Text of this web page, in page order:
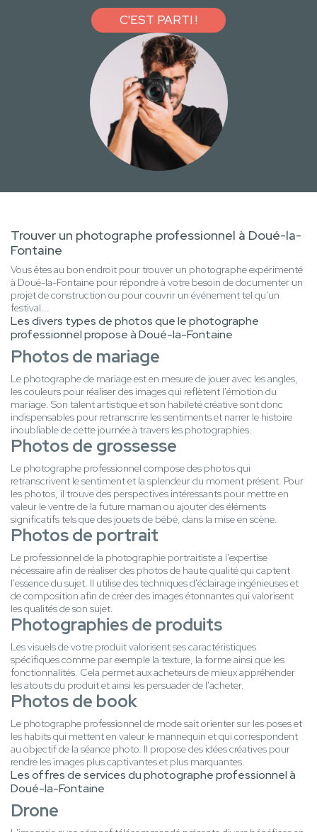
C'EST PARTI !
Trouver un photographe professionnel à Doué-la-
Fontaine
Vous êtes au bon endroit pour trouver un photographe expérimenté
à Doué-la-Fontaine pour répondre à votre besoin de documenter un
projet de construction ou pour couvrir un événement tel qu'un
festival...
Les divers types de photos que le photographe
professionnel propose à Doué-la-Fontaine
Photos de mariage
Le photographe de mariage est en mesure de jouer avec les angles,
les couleurs pour réaliser des images qui reflètent l'émotion du
mariage. Son talent artistique et son habileté créative sont donc
indispensables pour retranscrire les sentiments et narrer le histoire
inoubliable de cette journée à travers les photographies.
Photos de grossesse
Le photographe professionnel compose des photos qui
retranscrivent le sentiment et la splendeur du moment présent. Pour
les photos, il trouve des perspectives intéressants pour mettre en
valeur le ventre de la future maman ou ajouter des éléments
significatifs tels que des jouets de bébé, dans la mise en scène.
Photos de portrait
Le professionnel de la photographie portraitiste a l'expertise
nécessaire afin de réaliser des photos de haute qualité qui captent
l'essence du sujet. Il utilise des techniques d'éclairage ingénieuses et
de composition afin de créer des images étonnantes qui valorisent
les qualités de son sujet.
Photographies de produits
Les visuels de votre produit valorisent ses caractéristiques
spécifiques comme par exemple la texture, la forme ainsi que les
fonctionnalités. Cela permet aux acheteurs de mieux appréhender
les atouts du produit et ainsi les persuader de l'acheter.
Photos de book
Le photographe professionnel de mode sait orienter sur les poses et
les habits qui mettent en valeur le mannequin et qui correspondent
au objectif de la séance photo. Il propose des idées créatives pour
rendre les images plus captivantes et plus marquantes.
Les offres de services du photographe professionnel à
Doué-la-Fontaine
Drone